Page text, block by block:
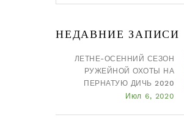
НЕДАВНИЕ ЗАПИСИ
ЛЕТНЕ-ОСЕННИЙ СЕЗОН
РУЖЕЙНОЙ ОХОТЫ НА
ПЕРНАТУЮ ДИЧЬ 2020
Июл 6, 2020